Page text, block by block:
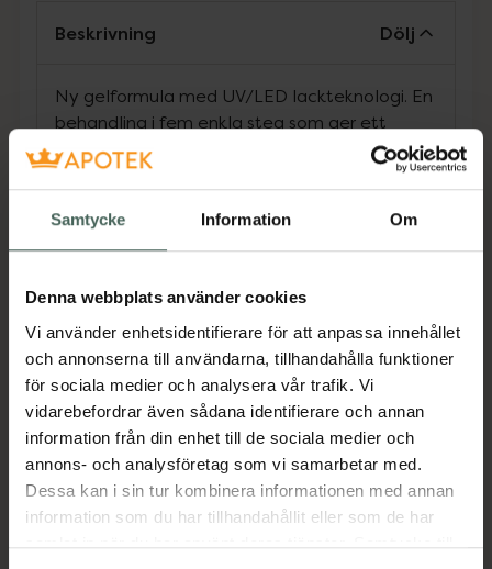
Samtycke Information Om
Denna webbplats använder cookies
Vi använder enhetsidentifierare för att anpassa innehållet
och annonserna till användarna, tillhandahålla funktioner
för sociala medier och analysera vår trafik. Vi
vidarebefordrar även sådana identifierare och annan
information från din enhet till de sociala medier och
annons- och analysföretag som vi samarbetar med.
Dessa kan i sin tur kombinera informationen med annan
information som du har tillhandahållit eller som de har
samlat in när du har använt deras tjänster. Samtycke till
Beskrivning Dölj
Ny gelformula med UV/LED lackteknologi. En
behandling i fem enkla steg som ger ett
superglansigt resultat med plumpig-effekt
som skiljer sig från ett vanligt nagellack. Du
med filning eller behandla med stark primer,
Gel iQ behöver bara lätt rengöring med en
lackbehandling. UV/LED-lampan är speciellt
utvecklad med en härdningstid på 30
sekunder i varje applikationssteg. Symbiosen
mellan lampa och lack ger en självutjämning
där eventuella ränder försvinner under
härdningen, även om du inte lackat helt
jämnt. Efter härdning av topplacket i lampan
återstår rengöring med High Shine Cleanser
som framkallar en fantastisk glans och
färgåtergivning. Lacket är nu härdat, torrt och